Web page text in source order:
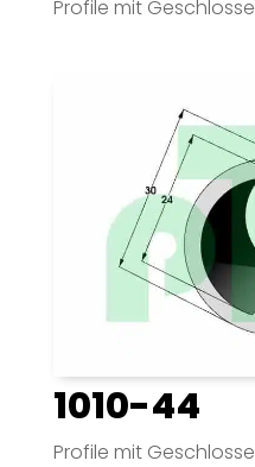
Profile mit
1010-44
Profile mit